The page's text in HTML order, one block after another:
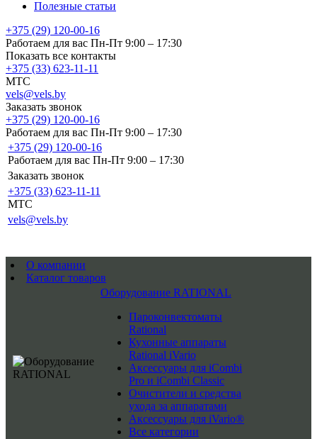
Полезные статьи
+375 (29) 120-00-16
Работаем для вас Пн-Пт 9:00 – 17:30
Показать все контакты
+375 (33) 623-11-11
MTC
vels@vels.by
Заказать звонок
+375 (29) 120-00-16
Работаем для вас Пн-Пт 9:00 – 17:30
+375 (29) 120-00-16
Работаем для вас Пн-Пт 9:00 – 17:30
Заказать звонок
+375 (33) 623-11-11
MTC
vels@vels.by
О компании
Каталог товаров
Оборудование RATIONAL
Пароконвектоматы
Rational
Кухонные аппараты
Rational iVario
Аксессуары для iCombi
Pro и iCombi Classic
Очистители и средства
ухода за аппаратами
Аксессуары для iVario®
Все категории